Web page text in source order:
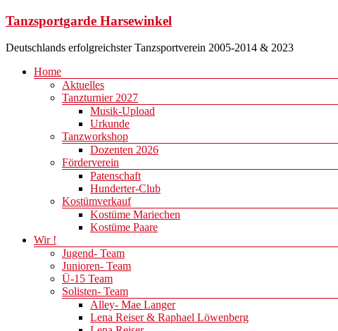
Zum
springen
Tanzsportgarde Harsewinkel
Deutschlands erfolgreichster Tanzsportverein 2005-2014 & 2023
Menü
Home
Aktuelles
Tanzturnier 2027
Musik-Upload
Urkunde
Tanzworkshop
Dozenten 2026
Förderverein
Patenschaft
Hunderter-Club
Kostümverkauf
Kostüme Mariechen
Kostüme Paare
Wir !
Jugend- Team
Junioren- Team
Ü-15 Team
Solisten- Team
Alley- Mae Langer
Lena Reiser & Raphael Löwenberg